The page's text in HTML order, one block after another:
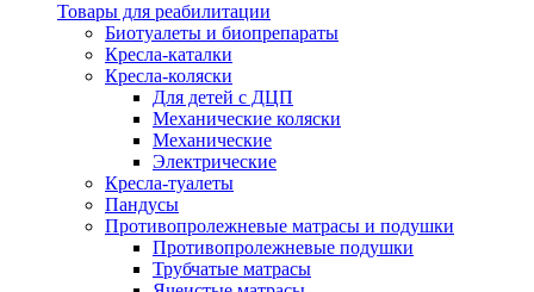
Товары для реабилитации
Биотуалеты и биопрепараты
Кресла-каталки
Кресла-коляски
Для детей с ДЦП
Механические коляски
Механические
Электрические
Кресла-туалеты
Пандусы
Противопролежневые матрасы и подушки
Противопролежневые подушки
Трубчатые матрасы